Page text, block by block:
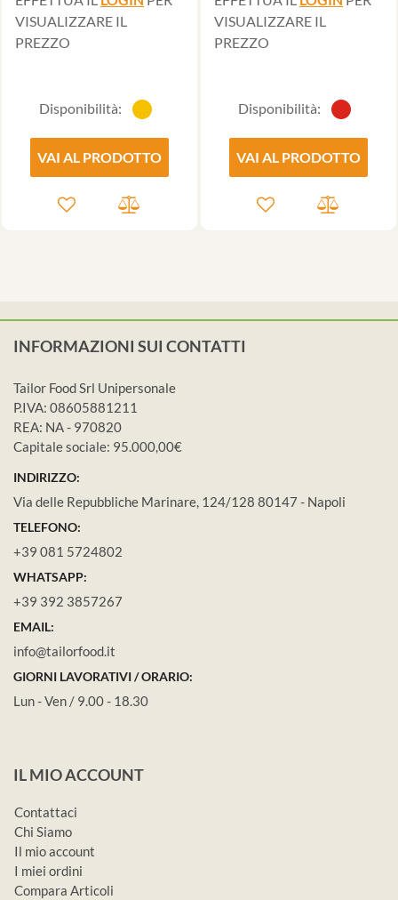
VISUALIZZARE IL
PREZZO
Disponibilità:
VAI AL PRODOTTO
VISUALIZZARE IL
PREZZO
Disponibilità:
VAI AL PRODOTTO
INFORMAZIONI SUI CONTATTI
Tailor Food Srl Unipersonale
P.IVA: 08605881211
REA: NA - 970820
Capitale sociale: 95.000,00€
INDIRIZZO:
Via delle Repubbliche Marinare, 124/128 80147 - Napoli
TELEFONO:
+39 081 5724802
WHATSAPP:
+39 392 3857267
EMAIL:
info@tailorfood.it
GIORNI LAVORATIVI / ORARIO:
Lun - Ven / 9.00 - 18.30
IL MIO ACCOUNT
Contattaci
Chi Siamo
Il mio account
I miei ordini
Compara Articoli